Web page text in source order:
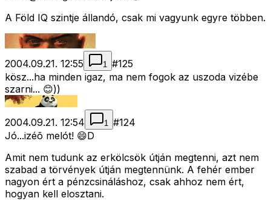
A Föld IQ szintje állandó, csak mi vagyunk egyre többen.
2004.09.21. 12:55 1 #125
kösz...ha minden igaz, ma nem fogok az uszoda vizébe
szarni... 😊))
2004.09.21. 12:54 1 #124
Jó...izéõ melót! 😄D
Amit nem tudunk az erkölcsök útján megtenni, azt nem
szabad a törvények útján megtennünk. A fehér ember
nagyon ért a pénzcsináláshoz, csak ahhoz nem ért,
hogyan kell elosztani.